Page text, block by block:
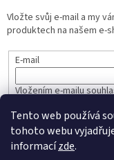
Tento web používá
tohoto webu
informacízde.
Vložte svůj e-mail a my
produktech na našem e-
E-mail
Vložením e-mailu
PŘIHLÁSIT SE